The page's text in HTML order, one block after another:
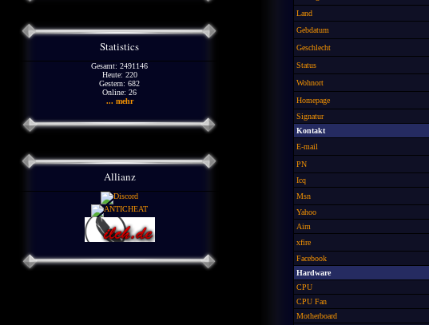
Statistics
Gesamt: 2491146
Heute: 220
Gestern: 682
Online: 26
... mehr
Allianz
Land
Gebdatum
Geschlecht
Status
Wohnort
Homepage
Signatur
Kontakt
E-mail
PN
Icq
Msn
Yahoo
Aim
xfire
Facebook
Hardware
CPU
CPU Fan
Motherboard